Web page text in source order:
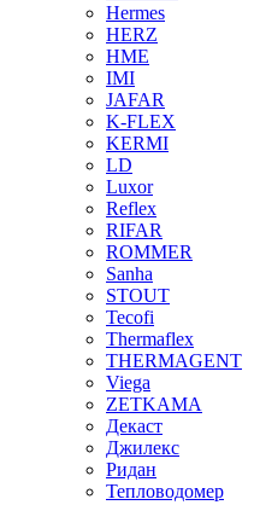
Hermes
HERZ
HME
IMI
JAFAR
K-FLEX
KERMI
LD
Luxor
Reflex
RIFAR
ROMMER
Sanha
STOUT
Tecofi
Thermaflex
THERMAGENT
Viega
ZETKAMA
Декаст
Джилекс
Ридан
Тепловодомер